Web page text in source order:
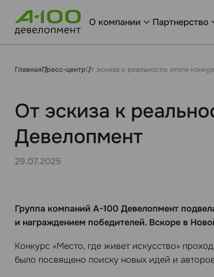
О компании Партнерство
ГлавнаяПресс-центрОт эскиза к реальности: итоги
От эскиза к
Девелопмент
29.07.2025
Группа компаний А-100 Девелопмент
и награждением победителей. Вскоре в
Конкурс «Место, где живет искусство»
было посвящено поиску новых идей и